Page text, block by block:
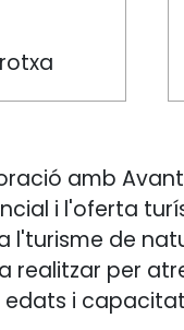
amb
i l'oferta
l'turisme de
realitzar per
i